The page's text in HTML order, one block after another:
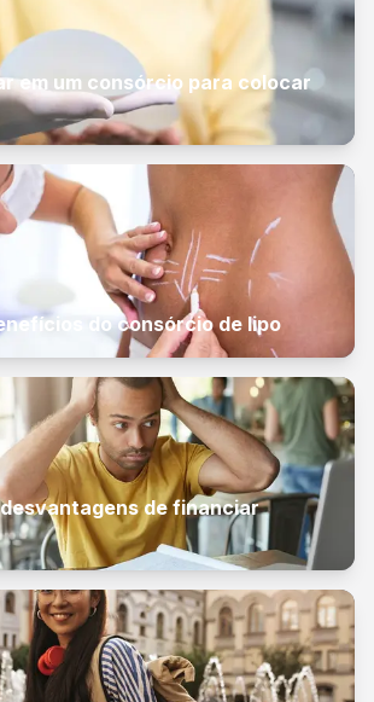
em um consórcio para colocar
do consórcio de lipo
de financiar